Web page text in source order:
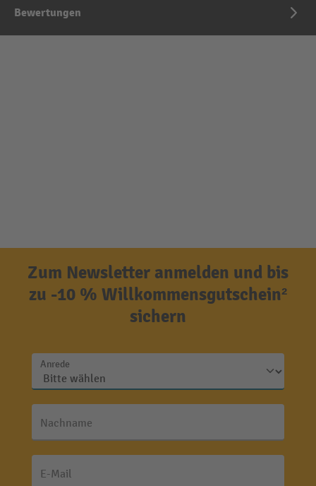
Bewertungen
Zum Newsletter anmelden und bis
zu -10 % Willkommensgutschein²
sichern
Anrede
Nachname
E-Mail